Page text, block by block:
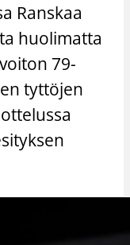
Ranskaa
huolimatta
79-
tyttöjen